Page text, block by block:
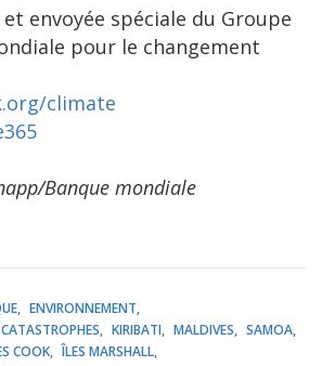
envoyée spéciale du Groupe
pour le changement
climate
Banque mondiale
ENVIRONNEMENT
KIRIBATI MALDIVES
SAMOA
COOK
ÎLES MARSHALL